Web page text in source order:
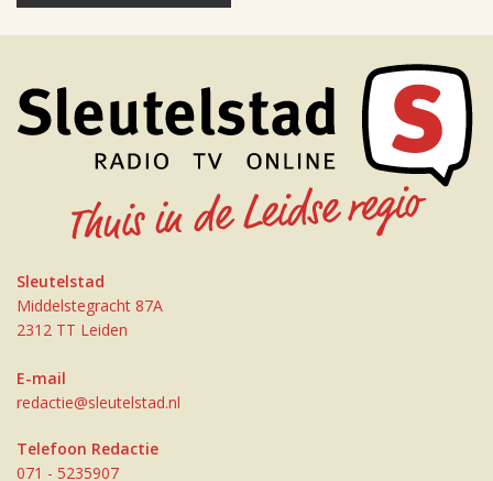
Sleutelstad
Middelstegracht 87A
2312 TT Leiden
E-mail
redactie@sleutelstad.nl
Telefoon Redactie
071 - 5235907